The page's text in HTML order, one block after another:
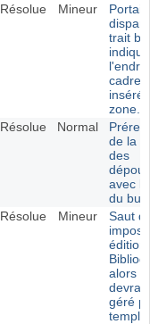
Résolue Mineur
Portail
trait
cadre
inséré
zone.
Résolue Normal
de la
des
avec
du
Résolue Mineur
Saut
édition
alors
géré